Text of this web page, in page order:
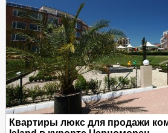
60 % из нетной прибыли- для
40%- для фирмы
Здание сдано в эксплуатацию с
Цена: от 44000 Е до 67000 Е
Квартиры люкс для продажи